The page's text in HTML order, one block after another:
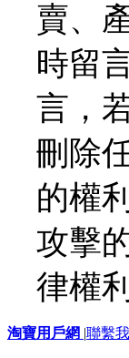
賣、
時留
言，
刪除
的權
攻擊
律權利
淘寶用戶網 |聯繫